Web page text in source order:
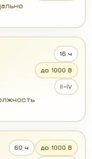
16 ч
до 1000 В
II–IV
60 ч до 1000 В